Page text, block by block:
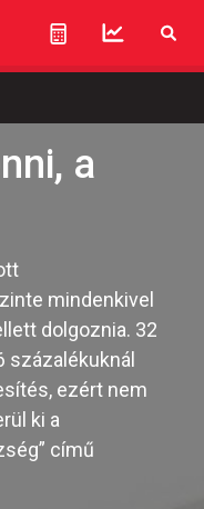
a
mindenkivel
dolgoznia. 32
százalékuknál
ezért nem
ki a
című